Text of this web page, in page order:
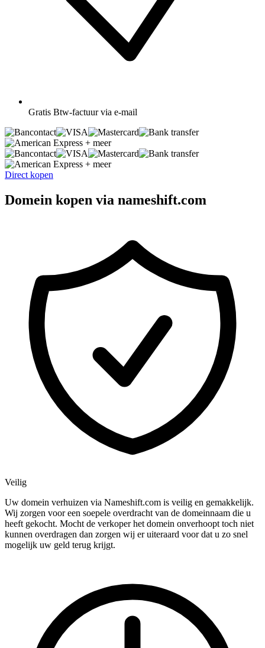
Gratis Btw-factuur via e-mail
+ meer
+ meer
Direct kopen
Domein kopen via nameshift.com
Veilig
Uw domein verhuizen via Nameshift.com is veilig en gemakkelijk.
Wij zorgen voor een soepele overdracht van de domeinnaam die u
heeft gekocht. Mocht de verkoper het domein onverhoopt toch niet
kunnen overdragen dan zorgen wij er uiteraard voor dat u zo snel
mogelijk uw geld terug krijgt.